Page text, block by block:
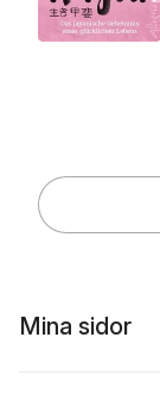
Mina sidor